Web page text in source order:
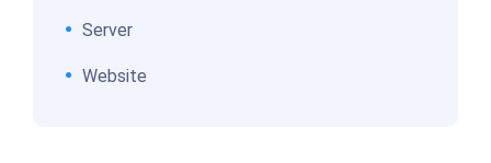
Server
Website